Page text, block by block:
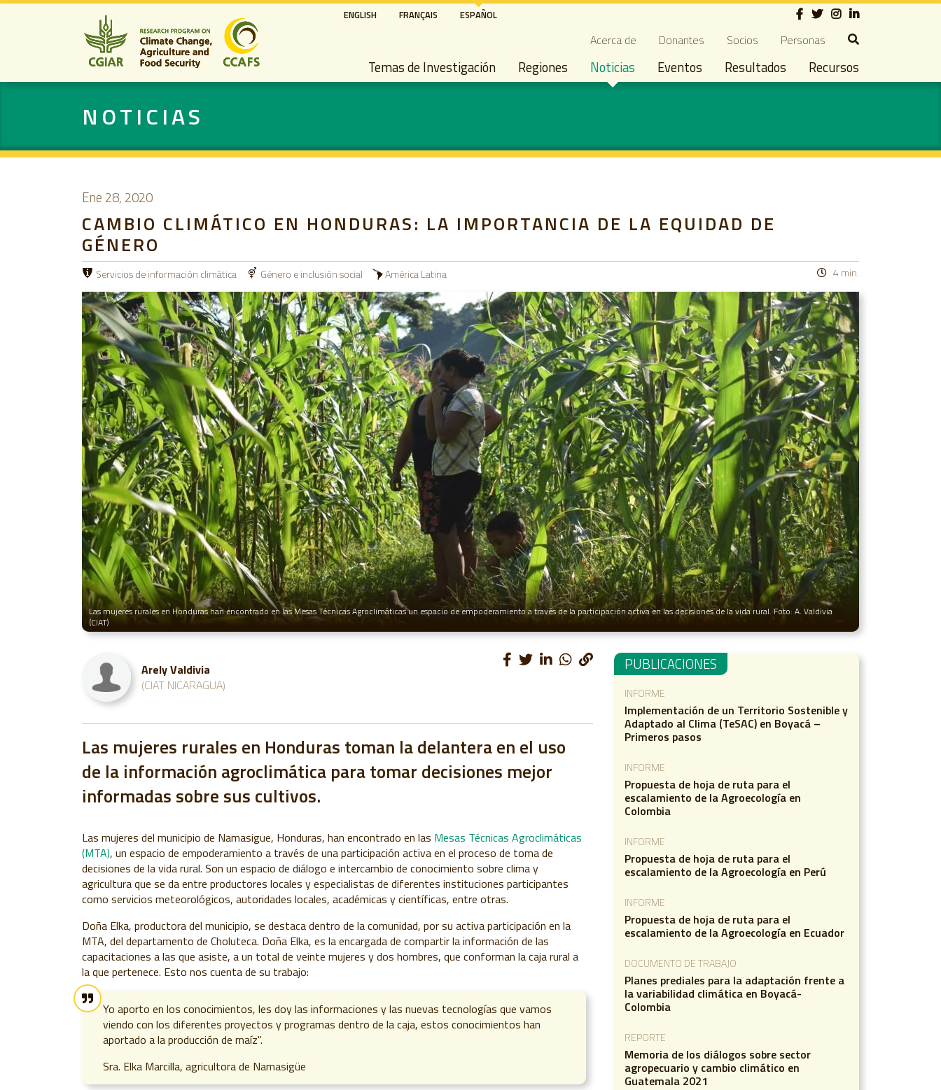
Pasar
principal
ENGLISH FRANÇAIS ESPAÑOL Social
Secondary navigation
Acerca de Donantes Socios Personas
Main navigation
Temas de Investigación Regiones Noticias Eventos Resultados Recursos
NOTICIAS
Ene 28, 2020
CAMBIO CLIMÁTICO EN HONDURAS: LA IMPORTANCIA DE LA EQUIDAD DE
GÉNERO
Servicios de información climática Género e inclusión social América Latina 4 min.
Las mujeres rurales en Honduras han encontrado en las Mesas Técnicas Agroclimáticas un espacio de empoderamiento a través de la participación activa en las decisiones de la vida rural. Foto: A. Valdivia
(CIAT)
Arely Valdivia
(CIAT NICARAGUA)
Las mujeres rurales en Honduras toman la delantera en el uso
de la información agroclimática para tomar decisiones mejor
informadas sobre sus cultivos.
Las mujeres del municipio de Namasigue, Honduras, han encontrado en las Mesas Técnicas Agroclimáticas
(MTA), un espacio de empoderamiento a través de una participación activa en el proceso de toma de
decisiones de la vida rural. Son un espacio de diálogo e intercambio de conocimiento sobre clima y
agricultura que se da entre productores locales y especialistas de diferentes instituciones participantes
como servicios meteorológicos, autoridades locales, académicas y científicas, entre otras.
Doña Elka, productora del municipio, se destaca dentro de la comunidad, por su activa participación en la
MTA, del departamento de Choluteca. Doña Elka, es la encargada de compartir la información de las
capacitaciones a las que asiste, a un total de veinte mujeres y dos hombres, que conforman la caja rural a
la que pertenece. Esto nos cuenta de su trabajo:
Yo aporto en los conocimientos, les doy las informaciones y las nuevas tecnologías que vamos
viendo con los diferentes proyectos y programas dentro de la caja, estos conocimientos han
aportado a la producción de maíz".
Sra. Elka Marcilla, agricultora de Namasigüe
PUBLICACIONES
INFORME
Implementación de un Territorio Sostenible y
Adaptado al Clima (TeSAC) en Boyacá –
Primeros pasos
INFORME
Propuesta de hoja de ruta para el
escalamiento de la Agroecología en
Colombia
INFORME
Propuesta de hoja de ruta para el
escalamiento de la Agroecología en Perú
INFORME
Propuesta de hoja de ruta para el
escalamiento de la Agroecología en Ecuador
DOCUMENTO DE TRABAJO
Planes prediales para la adaptación frente a
la variabilidad climática en Boyacá-
Colombia
REPORTE
Memoria de los diálogos sobre sector
agropecuario y cambio climático en
Guatemala 2021